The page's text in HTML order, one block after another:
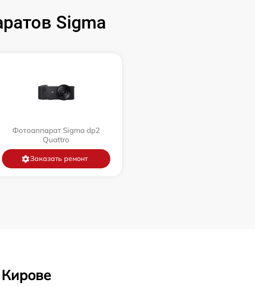
Sigma
Фотоаппарат Sigma dp2
Quattro
Заказать ремонт
Кирове